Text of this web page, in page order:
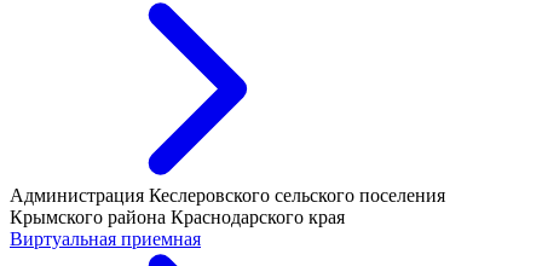
Администрация Кеслеровского сельского поселения
Крымского района Краснодарского края
Виртуальная приемная